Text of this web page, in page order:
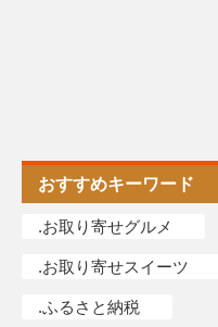
おすすめキーワード
.お取り寄せグルメ
.お取り寄せスイーツ
.ふるさと納税